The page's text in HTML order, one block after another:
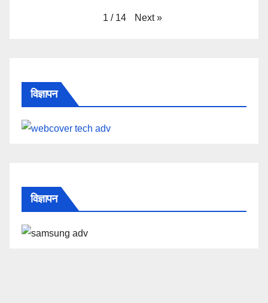
1 / 14 Next »
विज्ञापन
विज्ञापन